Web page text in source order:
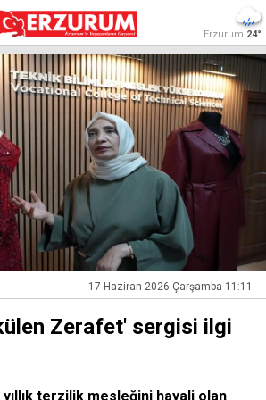
Erzurum 24°
17 Haziran 2026 Çarşamba 11:11
Zerafet' sergisi ilgi
yıllık terzilik mesleğini hayali olan